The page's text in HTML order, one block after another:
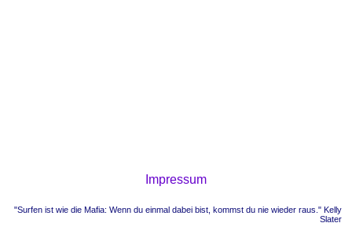
Impressum
"Surfen ist wie die Mafia: Wenn du einmal dabei bist, kommst du nie wieder raus." Kelly
Slater